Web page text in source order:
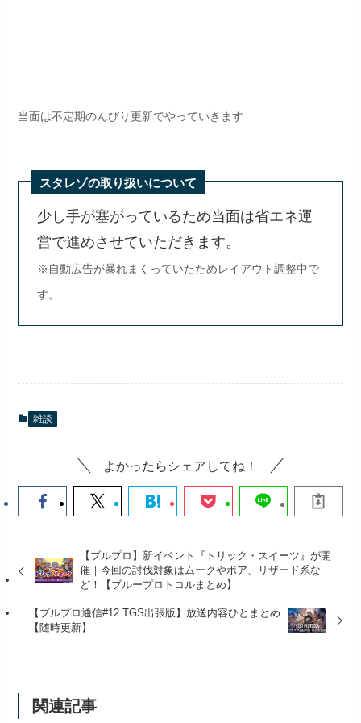
当面は不定期のんびり更新でやっていきます
スタレゾの取り扱いについて
少し手が塞がっているため当面は省エネ運
営で進めさせていただきます。
※自動広告が暴れまくっていたためレイアウト調整中で
す。
雑談
よかったらシェアしてね！
【ブルプロ】新イベント『トリック・スイーツ』が開
催｜今回の討伐対象はムークやボア、リザード系な
ど！【ブループロトコルまとめ】
【ブルプロ通信#12 TGS出張版】放送内容ひとまとめ
【随時更新】
関連記事